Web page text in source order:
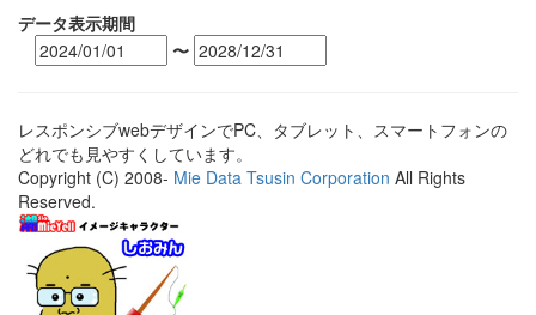
データ表示期間
〜
レスポンシブwebデザインでPC、タブレット、スマートフォンの
どれでも見やすくしています。
Copyright (C) 2008- Mie Data Tsusin Corporation All Rights
Reserved.